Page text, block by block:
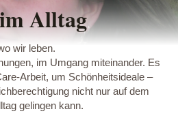
Alltag
wir leben.
im Umgang miteinander. Es
Arbeit, um Schönheitsideale –
nicht nur auf dem
gelingen kann.